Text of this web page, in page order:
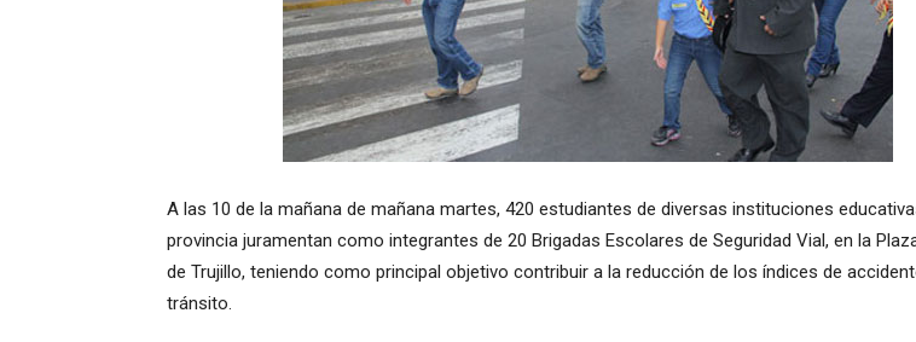
A las 10 de la mañana de mañana martes, 420 estudiantes de diversas instituciones
provincia juramentan como integrantes de 20 Brigadas Escolares de Seguridad Vial, en la
de Trujillo, teniendo como principal objetivo contribuir a la reducción de los índices de
tránsito.